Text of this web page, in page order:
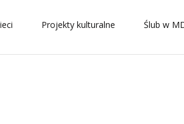
Projekty kulturalne Ślub w